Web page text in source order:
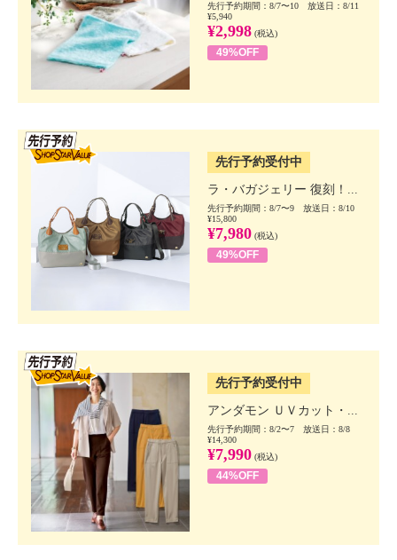
先行予約期間：8/7〜10 放送日：8/11
¥5,940
¥2,998 (税込)
49%OFF
先行予約受付中
ラ・バガジェリー 復刻！...
先行予約期間：8/7〜9 放送日：8/10
¥15,800
¥7,980 (税込)
49%OFF
先行予約受付中
アンダモン ＵＶカット・...
先行予約期間：8/2〜7 放送日：8/8
¥14,300
¥7,990 (税込)
44%OFF